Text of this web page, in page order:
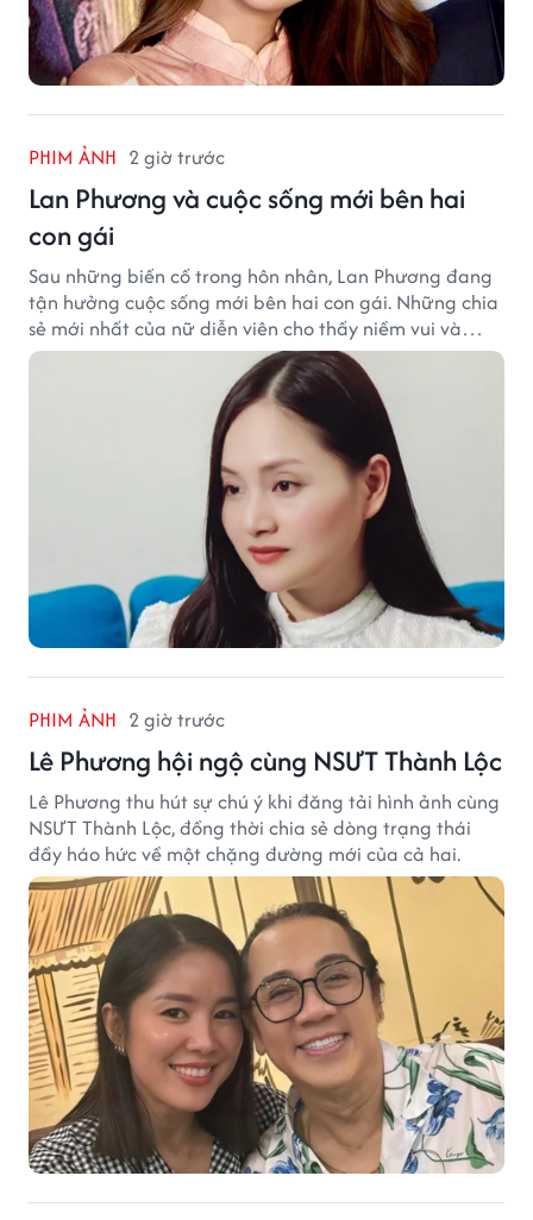
PHIM ẢNH 2 giờ trước
Lan Phương và cuộc sống mới bên hai
con gái
Sau những biến cố trong hôn nhân, Lan Phương đang
tận hưởng cuộc sống mới bên hai con gái. Những chia
sẻ mới nhất của nữ diễn viên cho thấy niềm vui và
hạnh phúc hiện tại đến từ những điều bình dị mỗi
PHIM ẢNH 2 giờ trước
Lê Phương hội ngộ cùng NSƯT Thành Lộc
Lê Phương thu hút sự chú ý khi đăng tải hình ảnh cùng
NSƯT Thành Lộc, đồng thời chia sẻ dòng trạng thái
đầy háo hức về một chặng đường mới của cả hai.